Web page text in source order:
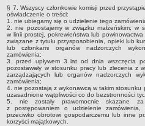
Regulamin Etyki
Regulamin funkcjonowania
Lubień Kujawski.
SPRAWY DO ZAŁATWIENIA
Wykaz spraw i sposób załatwiania
Lobbing
Zgłoszone zgromadzenia
PRAWO LOKALNE
Statut
§ 7. Wszyscy członkowie komisji przed
oświadczenie o treści:
1. nie ubiegamy się o udzielenie tego
2. nie pozostajemy w związku małżeńskim; w
w linii prostej, pokrewieństwa lub
związane z tytułu przysposobienia, opieki lub
lub członkami organów nadzorczych
zamówienia;
3. przed upływem 3 lat od dnia wszczęcia
pozostawały w stosunku pracy lub zlecenia z
zarządzających lub organów nadzorczych
zamówienia;
4. nie pozostają z wykonawcą w takim
uzasadnione wątpliwości co do bezstronności
5. nie zostały prawomocnie skazane
z postępowaniem o udzielenie zamówienia,
przeciwko obrotowi gospodarczemu lub inne
korzyści majątkowych.